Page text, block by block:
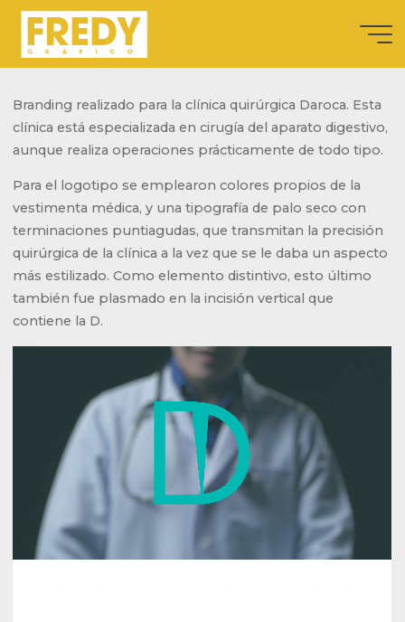
Saltar
contenido
un estudio de
diseño gráfico
situado en
Valencia,
realizamos
trabajos de
diseño gráfico
de campos
como el
comunicación y
editorial. Te
invito a que
eches un
vistazo y
descubras
nuestros
trabajos, y si es
la primera vez
Clínica quirúrgica
Daroca
Branding realizado para la clínica quirúrgica Daroca. Esta
clínica está especializada en cirugía del aparato digestivo,
aunque realiza operaciones prácticamente de todo tipo.
Para el logotipo se emplearon colores propios de la
vestimenta médica, y una tipografía de palo seco con
terminaciones puntiagudas, que transmitan la precisión
quirúrgica de la clínica a la vez que se le daba un aspecto
más estilizado. Como elemento distintivo, esto último
también fue plasmado en la incisión vertical que
contiene la D.